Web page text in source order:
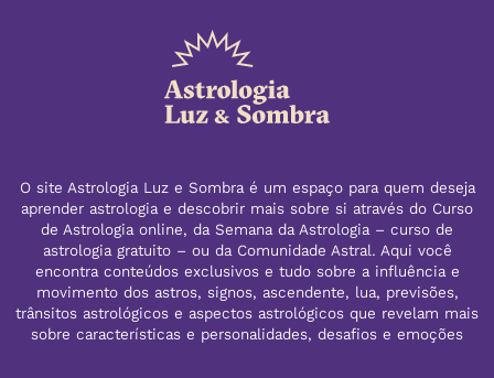
O site Astrologia Luz e Sombra é um espaço para quem deseja
aprender astrologia e descobrir mais sobre si através do Curso
de Astrologia online, da Semana da Astrologia – curso de
astrologia gratuito – ou da Comunidade Astral. Aqui você
encontra conteúdos exclusivos e tudo sobre a influência e
movimento dos astros, signos, ascendente, lua, previsões,
trânsitos astrológicos e aspectos astrológicos que revelam mais
sobre características e personalidades, desafios e emoções